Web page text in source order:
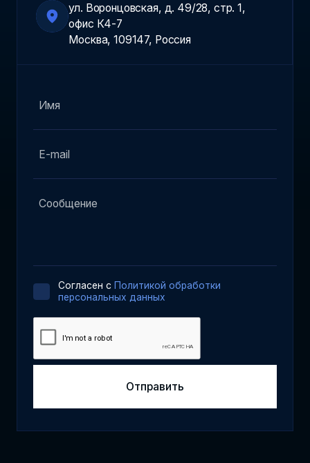
ул. Воронцовская, д. 49/28, стр. 1,
офис К4-7
Москва, 109147, Россия
Cогласен с Политикой обработки
персональных данных